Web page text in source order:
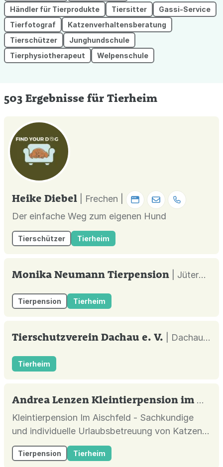
Händler für Tierprodukte
Tiersitter
Gassi-Service
Tierfotograf
Katzenverhaltensberatung
Tierschützer
Junghundschule
Tierphysiotherapeut
Welpenschule
503 Ergebnisse für Tierheim
Heike Diebel
| Frechen |
Der einfache Weg zum eigenen Hund
Tierschützer Tierheim
Monika Neumann Tierpension | Jüterbog |
Tierpension Tierheim
Tierschutzverein Dachau e. V. | Dachau |
Tierheim
Andrea Lenzen Kleintierpension im Aischfeld
Kleintierpension Im Aischfeld - Sachkundige
und individuelle Urlaubsbetreuung von Katzen
in liebevoller, familiärer Atmosphäre.
Tierpension Tierheim